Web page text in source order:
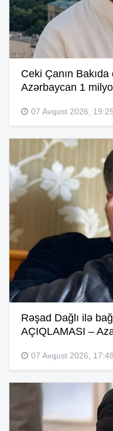
Ceki Çanın
Azərbaycan 1
07 Avqust 2026, 19:25
Rəşad Dağlı ilə
AÇIQLAMASI –
07 Avqust 2026, 17:48